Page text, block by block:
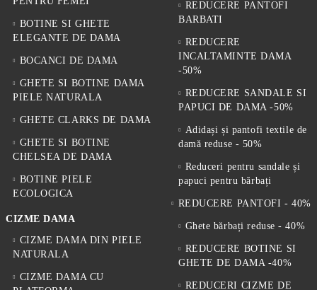
BOTINE SI GHETE
ELEGANTE DE DAMA
BOCANCI DE DAMA
GHETE SI BOTINE DAMA
PIELE NATURALA
GHETE CLARKS DE DAMA
GHETE SI BOTINE
CHELSEA DE DAMA
BOTINE PIELE
ECOLOGICA
CIZME DAMA
CIZME DAMA DIN PIELE
NATURALA
CIZME DAMA CU
REDUCERE PANTOFI
BARBATI
REDUCERE
INCALTAMINTE DAMA
-50%
REDUCERE SANDALE SI
PAPUCI DE DAMA -50%
Adidași și pantofi textile de
damă reduse - 50%
Reduceri pentru sandale și
papuci pentru bărbați
REDUCERE PANTOFI - 40%
Ghete bărbați reduse - 40%
REDUCERE BOTINE SI
GHETE DE DAMA -40%
REDUCERI CIZME DE